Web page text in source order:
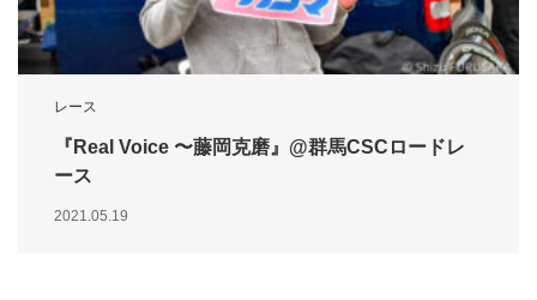
レース
『Real Voice 〜藤岡克磨』@群馬CSCロードレ
ース
2021.05.19